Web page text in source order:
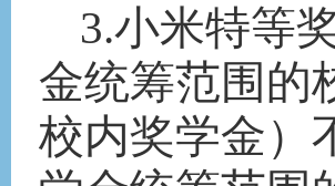
3.小米特等
金统筹范围的
校内奖学金）